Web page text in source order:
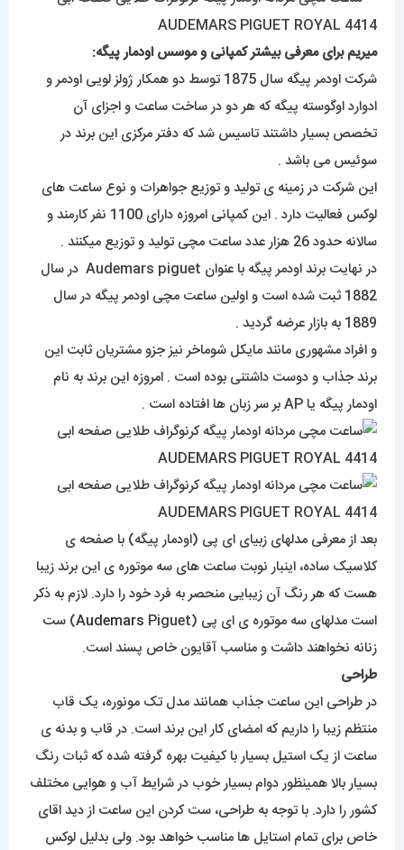
میریم برای معرفی بیشتر کمپانی و موسس اودمار پیگه:
شرکت اودمر پیگه سال 1875 توسط دو همکار ژولز لویی اودمر و
ادوارد اوگوسته پیگه که هر دو در ساخت ساعت و اجزای آن
تخصص بسیار داشتند تاسیس شد که دفتر مرکزی این برند در
سوئیس می باشد .
این شرکت در زمینه ی تولید و توزیع جواهرات و نوع ساعت های
لوکس فعالیت دارد . این کمپانی امروزه دارای 1100 نفر کارمند و
سالانه حدود 26 هزار عدد ساعت مچی تولید و توزیع میکنند .
در نهایت برند اودمر پیگه با عنوان Audemars piguet در سال
1882 ثبت شده است و اولین ساعت مچی اودمر پیگه در سال
1889 به بازار عرضه گردید .
و افراد مشهوری مانند مایکل شوماخر نیز جزو مشتریان ثابت این
برند جذاب و دوست داشتنی بوده است . امروزه این برند به نام
اودمار پیگه یا AP بر سر زبان ها افتاده است .
بعد از معرفی مدلهای زبیای ای پی (اودمار پیگه) با صفحه ی
کلاسیک ساده، اینبار نوبت ساعت های سه موتوره ی این برند زیبا
هست که هر رنگ آن زیبایی منحصر به فرد خود را دارد. لازم به ذکر
است مدلهای سه موتوره ی ای پی (
AudemarsPiguet) ست
زنانه نخواهند داشت و مناسب آقایون خاص پسند است.
طراحی
در طراحی این ساعت جذاب همانند مدل تک مونوره، یک قاب
منتظم زیبا را داریم که امضای کار این برند است. در قاب و بدنه ی
ساعت از یک استیل بسیار با کیفیت بهره گرفته شده که ثبات رنگ
بسیار بالا همینظور دوام بسیار خوب در شرایط آب و هوایی مختلف
کشور را دارد. با توجه به طراحی، ست کردن این ساعت از دید اقای
خاص برای تمام استایل ها مناسب خواهد بود. ولی بدلیل لوکس